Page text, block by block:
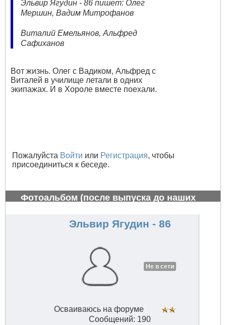
Эльвир Ягудин - 86 пишет: Олег
Мершин, Вадим Митрофанов
Виталий Емельянов, Альфред
Сафиханов
Вот жизнь. Олег с Вадиком, Альфред с
Виталей в училище летали в одних
экипажах. И в Хороле вместе поехали.
Пожалуйста Войти или Регистрация, чтобы
присоединиться к беседе.
Фотоальбом (после выпуска до наших
Эльвир Ягудин - 86
Не в сети
Осваиваюсь на форуме
Сообщений: 190